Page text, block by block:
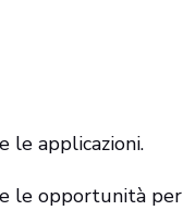
le applicazioni.
le opportunità per